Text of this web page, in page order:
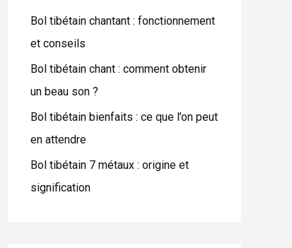
e
r
:
Bol tibétain chantant : fonctionnement
et conseils
Bol tibétain chant : comment obtenir
un beau son ?
Bol tibétain bienfaits : ce que l’on peut
en attendre
Bol tibétain 7 métaux : origine et
signification